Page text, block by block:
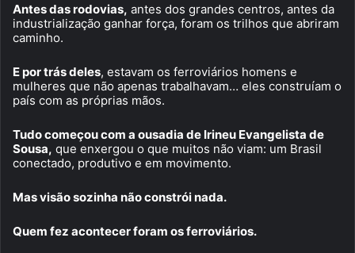
Antes das rodovias, antes dos grandes centros, antes da
industrialização ganhar força, foram os trilhos que abriram
caminho.
E por trás deles, estavam os ferroviários homens e
mulheres que não apenas trabalhavam… eles construíam o
país com as próprias mãos.
Tudo começou com a ousadia de Irineu Evangelista de
Sousa, que enxergou o que muitos não viam: um Brasil
conectado, produtivo e em movimento.
Mas visão sozinha não constrói nada.
Quem fez acontecer foram os ferroviários.